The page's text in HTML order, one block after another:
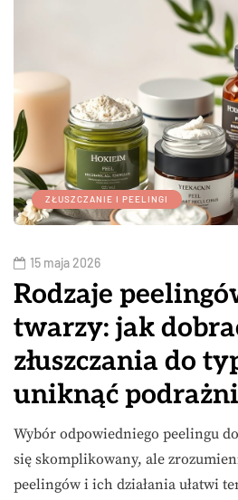
ZŁUSZCZANIE I PEELINGI
15 maja 2026
Rodzaje
twarzy: jak
złuszczania do
uniknąć
Wybór odpowiedniego peelingu
się skomplikowany, ale
peelingów i ich działania ułatwi